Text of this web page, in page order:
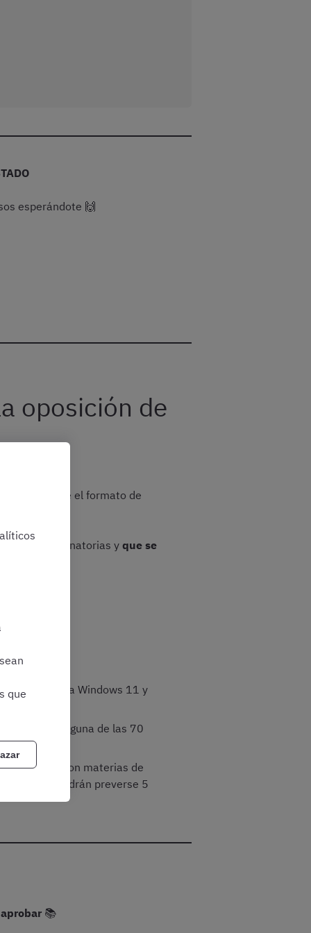
esperándote 🙌
oposición de
Estado sigue el formato de
y eliminatorias y que se
se referirán a Windows 11 y
se anule alguna de las 70
con materias de
test, y podrán preverse 5
📚
que